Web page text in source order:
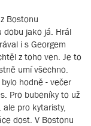
Bostonu
dobu jako já. Hrál
i s Georgem
z toho ven. Je to
umí všechno.
hodně - večer
Pro bubeníky to už
pro kytaristy,
dost. V Bostonu